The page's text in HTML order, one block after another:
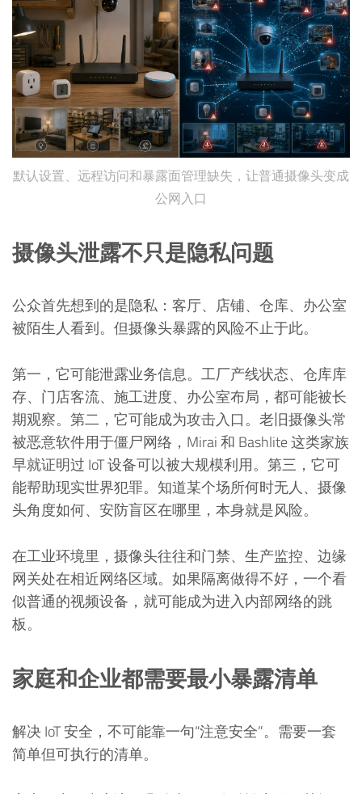
默认设置、远程访问和暴露面管理缺失，让普通摄像头变成
公网入口
摄像头泄露不只是隐私问题
公众首先想到的是隐私：客厅、店铺、仓库、办公室
被陌生人看到。但摄像头暴露的风险不止于此。
第一，它可能泄露业务信息。工厂产线状态、仓库库
存、门店客流、施工进度、办公室布局，都可能被长
期观察。第二，它可能成为攻击入口。老旧摄像头常
被恶意软件用于僵尸网络，Mirai 和 Bashlite 这类家族
早就证明过 IoT 设备可以被大规模利用。第三，它可
能帮助现实世界犯罪。知道某个场所何时无人、摄像
头角度如何、安防盲区在哪里，本身就是风险。
在工业环境里，摄像头往往和门禁、生产监控、边缘
网关处在相近网络区域。如果隔离做得不好，一个看
似普通的视频设备，就可能成为进入内部网络的跳
板。
家庭和企业都需要最小暴露清单
解决 IoT 安全，不可能靠一句“注意安全”。需要一套
简单但可执行的清单。